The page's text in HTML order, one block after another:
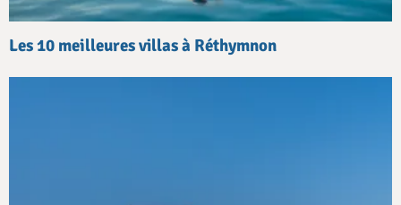
Les 10 meilleures villas à Réthymnon